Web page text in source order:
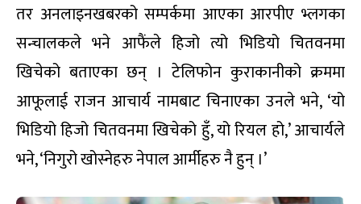
तर अनलाइनखबरको सम्पर्कमा आएका आरपीए भ्लगका
सन्चालकले भने आफैंले हिजो त्यो भिडियो चितवनमा
खिचेको बताएका छन् । टेलिफोन कुराकानीको क्रममा
आफूलाई राजन आचार्य नामबाट चिनाएका उनले भने, ‘यो
भिडियो हिजो चितवनमा खिचेको हुँ, यो रियल हो,’ आचार्यले
भने, ‘निगुरो खोस्नेहरु नेपाल आर्मीहरु नै हुन् ।’